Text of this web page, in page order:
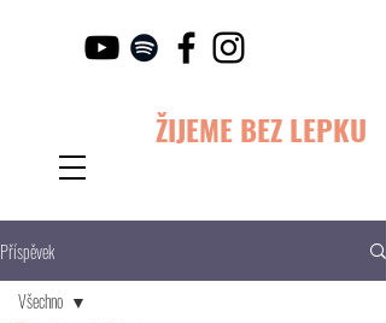
ŽIJEME BEZ LEPKU
Příspěvek
Všechno